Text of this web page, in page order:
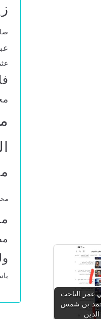
عمر الباحث
بن شمس
الدين